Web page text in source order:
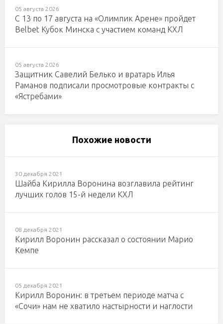
05 августа 2026
С 13 по 17 августа на «Олимпик Арене» пройдет
Belbet Кубок Минска с участием команд КХЛ
05 августа 2026
Защитник Савелий Белько и вратарь Илья
Раманов подписали просмотровые контракты с
«Ястребами»
Похожие новости
30 декабря 2021
Шайба Кирилла Воронина возглавила рейтинг
лучших голов 15-й недели КХЛ
08 декабря 2021
Кирилл Воронин рассказал о состоянии Марио
Кемпе
05 декабря 2021
Кирилл Воронин: в третьем периоде матча с
«Сочи» нам не хватило настырности и наглости